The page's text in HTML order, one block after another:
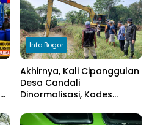
Info Bogor
Akhirnya, Kali Cipanggulan
Desa Candali
Dinormalisasi, Kades
kepada Bupati Bogor